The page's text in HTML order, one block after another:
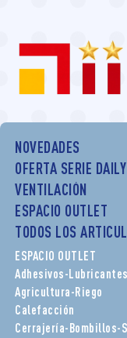
NOVEDADES
OFERTA SERIE
VENTILACIÓN
ESPACIO OUTLET
TODOS LOS
ESPACIO OUTLET
Adhesivos-Lubricantes
Agricultura-Riego
Calefacción
Cerrajería-Bombillos-